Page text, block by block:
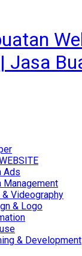
Ads
Management
Videography
& Logo
& Development